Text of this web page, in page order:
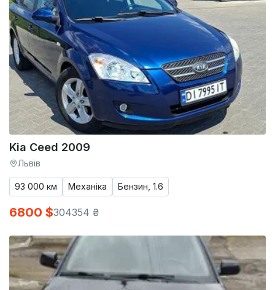
Kia Ceed 2009
Львів
93 000 км Механіка Бензин, 1.6
6800 $304354 ₴